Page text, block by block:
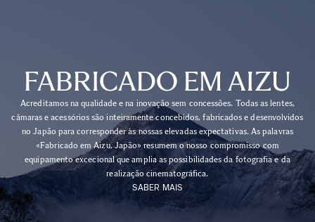
FABRICADO EM AIZU
Acreditamos na qualidade e na inovação sem concessões. Todas as lentes,
câmaras e acessórios são inteiramente concebidos, fabricados e desenvolvidos
no Japão para corresponder às nossas elevadas expectativas. As palavras
«Fabricado em Aizu, Japão» resumem o nosso compromisso com
equipamento excecional que amplia as possibilidades da fotografia e da
realização cinematográfica.
SABER MAIS